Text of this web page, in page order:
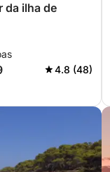
da ilha de
4.8 (48)